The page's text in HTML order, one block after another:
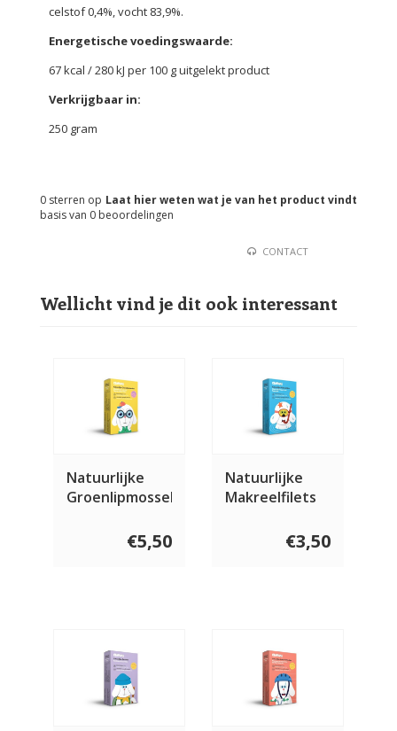
celstof 0,4%, vocht 83,9%.
Energetische voedingswaarde:
67 kcal / 280 kJ per 100 g uitgelekt product
Verkrijgbaar in:
250 gram
Laat hier weten wat je van het product vindt
0 sterren op
basis van 0 beoordelingen
CONTACT
Wellicht vind je dit ook interessant
Natuurlijke
Groenlipmosselen
120 gram€5,50
Natuurlijke
Makreelfilets
120 gram€3,50